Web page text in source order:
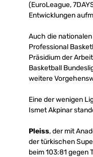
(EuroLeague,
Entwicklungen
Auch die
Professional
Präsidium der
Basketball
weitere
Eine der wenigen
Ismet Akpinar
Pleiss, der mit
der türkischen
beim 103:81 gegen